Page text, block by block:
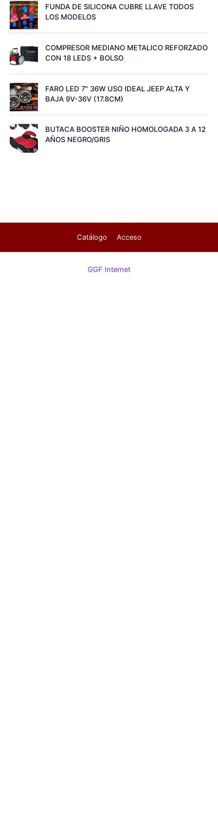
FUNDA DE SILICONA CUBRE LLAVE TODOS
LOS MODELOS
COMPRESOR MEDIANO METALICO REFORZADO
CON 18 LEDS + BOLSO
FARO LED 7" 36W USO IDEAL JEEP ALTA Y
BAJA 9V-36V (17.8CM)
BUTACA BOOSTER NIÑO HOMOLOGADA 3 A 12
AÑOS NEGRO/GRIS
Catálogo Acceso
GGF Internet